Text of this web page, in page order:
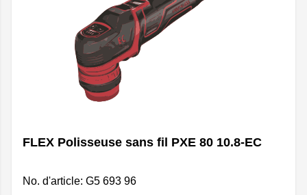
FLEX Polisseuse sans fil PXE 80 10.8-EC
No. d'article: G5 693 96